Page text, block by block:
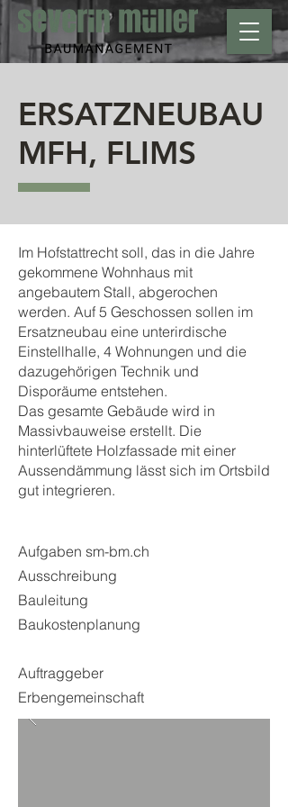
ERSATZNEUBAU
MFH, FLIMS
Im Hofstattrecht soll, das in die Jahre
gekommene Wohnhaus mit
angebautem Stall, abgerochen
werden. Auf 5 Geschossen sollen im
Ersatzneubau eine unterirdische
Einstellhalle, 4 Wohnungen und die
dazugehörigen Technik und
Disporäume entstehen.
​Das gesamte Gebäude wird in
Massivbauweise erstellt. Die
hinterlüftete Holzfassade mit einer
Aussendämmung lässt sich im Ortsbild
gut integrieren.
Aufgaben sm-bm.ch
Ausschreibung
Bauleitung
Baukostenplanung
Auftraggeber
Erbengemeinschaft